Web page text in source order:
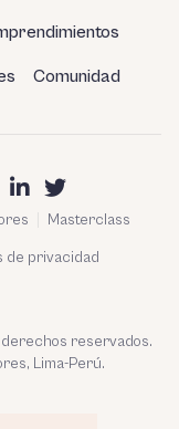
Comunidad
Masterclass
de privacidad
derechos reservados.
Lima-Perú.